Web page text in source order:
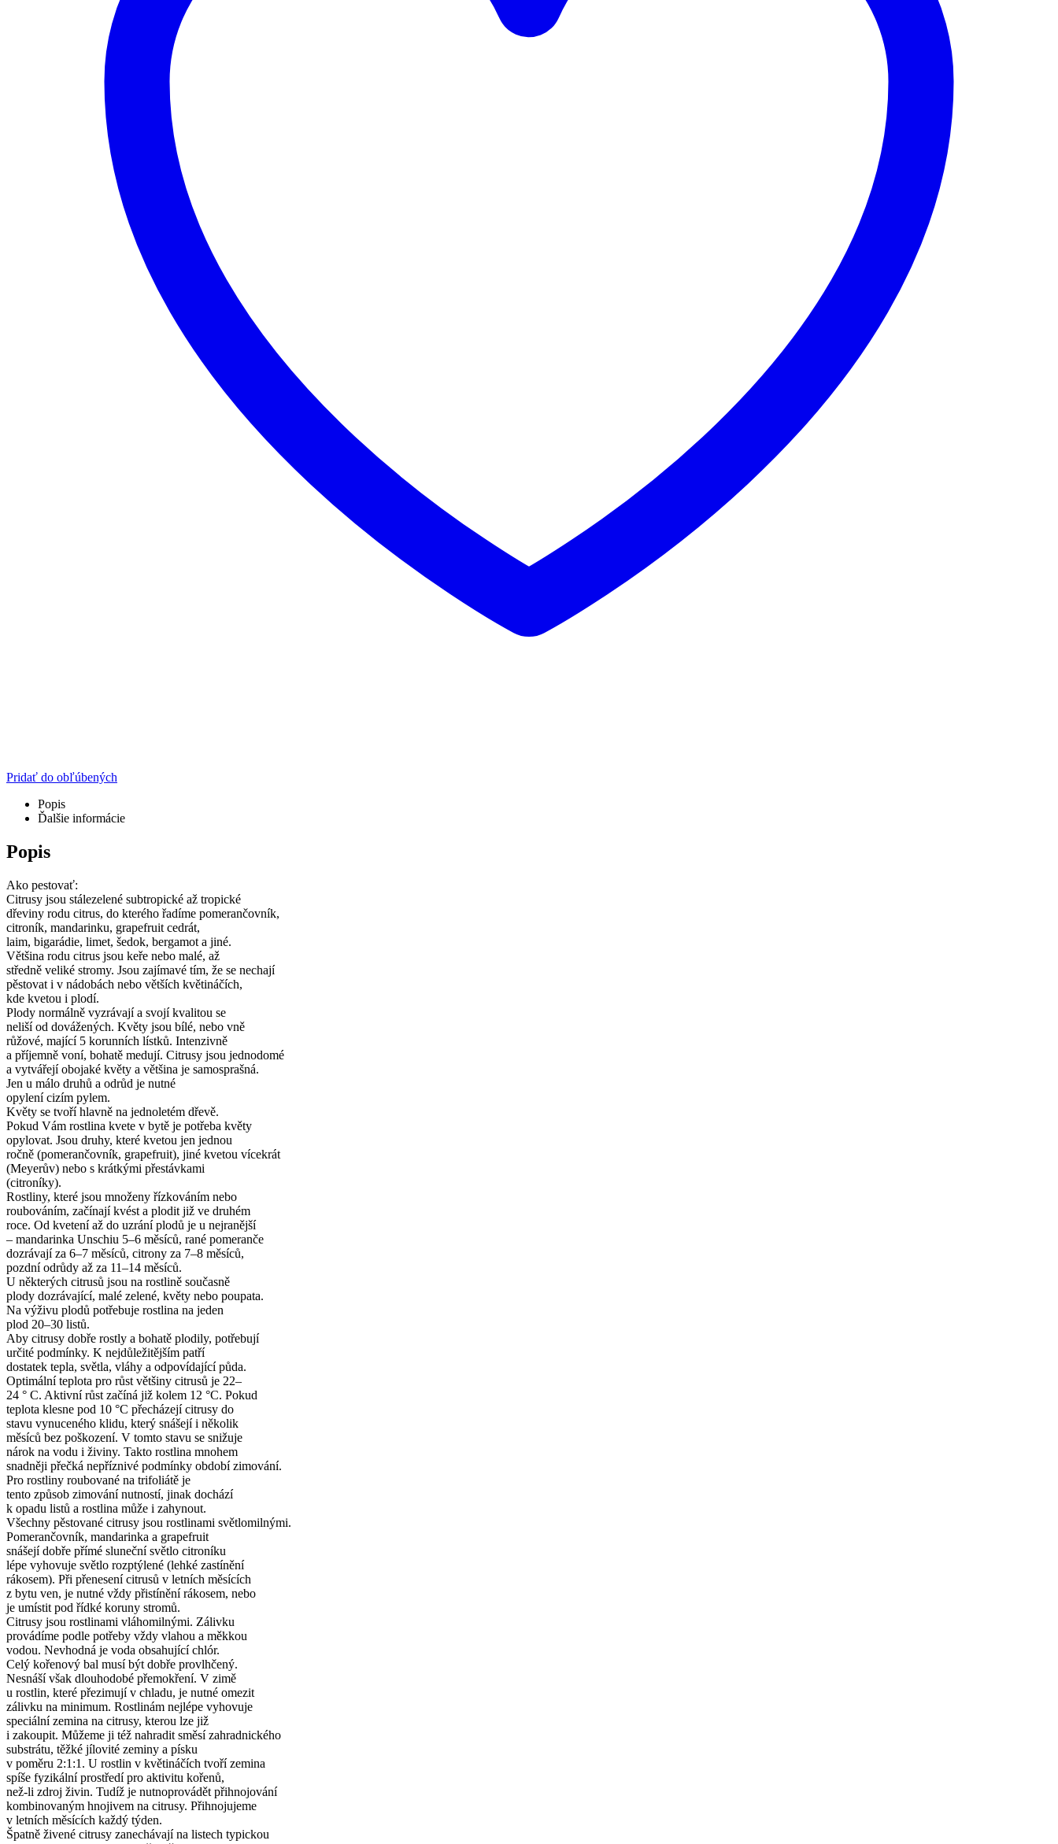
Pridať do obľúbených
Popis
Ďalšie informácie
Popis
Ako pestovať:
Citrusy jsou stálezelené subtropické až tropické
dřeviny rodu citrus, do kterého řadíme pomerančovník,
citroník, mandarinku, grapefruit cedrát,
laim, bigarádie, limet, šedok, bergamot a jiné.
Většina rodu citrus jsou keře nebo malé, až
středně veliké stromy. Jsou zajímavé tím, že se nechají
pěstovat i v nádobách nebo větších květináčích,
kde kvetou i plodí.
Plody normálně vyzrávají a svojí kvalitou se
neliší od dovážených. Květy jsou bílé, nebo vně
růžové, mající 5 korunních lístků. Intenzivně
a příjemně voní, bohatě medují. Citrusy jsou jednodomé
a vytvářejí obojaké květy a většina je samosprašná.
Jen u málo druhů a odrůd je nutné
opylení cizím pylem.
Květy se tvoří hlavně na jednoletém dřevě.
Pokud Vám rostlina kvete v bytě je potřeba květy
opylovat. Jsou druhy, které kvetou jen jednou
ročně (pomerančovník, grapefruit), jiné kvetou vícekrát
(Meyerův) nebo s krátkými přestávkami
(citroníky).
Rostliny, které jsou množeny řízkováním nebo
roubováním, začínají kvést a plodit již ve druhém
roce. Od kvetení až do uzrání plodů je u nejranější
– mandarinka Unschiu 5–6 měsíců, rané pomeranče
dozrávají za 6–7 měsíců, citrony za 7–8 měsíců,
pozdní odrůdy až za 11–14 měsíců.
U některých citrusů jsou na rostlině současně
plody dozrávající, malé zelené, květy nebo poupata.
Na výživu plodů potřebuje rostlina na jeden
plod 20–30 listů.
Aby citrusy dobře rostly a bohatě plodily, potřebují
určité podmínky. K nejdůležitějším patří
dostatek tepla, světla, vláhy a odpovídající půda.
Optimální teplota pro růst většiny citrusů je 22–
24 ° C. Aktivní růst začíná již kolem 12 °C. Pokud
teplota klesne pod 10 °C přecházejí citrusy do
stavu vynuceného klidu, který snášejí i několik
měsíců bez poškození. V tomto stavu se snižuje
nárok na vodu i živiny. Takto rostlina mnohem
snadněji přečká nepříznivé podmínky období zimování.
Pro rostliny roubované na trifoliátě je
tento způsob zimování nutností, jinak dochází
k opadu listů a rostlina může i zahynout.
Všechny pěstované citrusy jsou rostlinami světlomilnými.
Pomerančovník, mandarinka a grapefruit
snášejí dobře přímé sluneční světlo citroníku
lépe vyhovuje světlo rozptýlené (lehké zastínění
rákosem). Při přenesení citrusů v letních měsících
z bytu ven, je nutné vždy přistínění rákosem, nebo
je umístit pod řídké koruny stromů.
Citrusy jsou rostlinami vláhomilnými. Zálivku
provádíme podle potřeby vždy vlahou a měkkou
vodou. Nevhodná je voda obsahující chlór.
Celý kořenový bal musí být dobře provlhčený.
Nesnáší však dlouhodobé přemokření. V zimě
u rostlin, které přezimují v chladu, je nutné omezit
zálivku na minimum. Rostlinám nejlépe vyhovuje
speciální zemina na citrusy, kterou lze již
i zakoupit. Můžeme ji též nahradit směsí zahradnického
substrátu, těžké jílovité zeminy a písku
v poměru 2:1:1. U rostlin v květináčích tvoří zemina
spíše fyzikální prostředí pro aktivitu kořenů,
než-li zdroj živin. Tudíž je nutnoprovádět přihnojování
kombinovaným hnojivem na citrusy. Přihnojujeme
v letních měsících každý týden.
Špatně živené citrusy zanechávají na listech typickou